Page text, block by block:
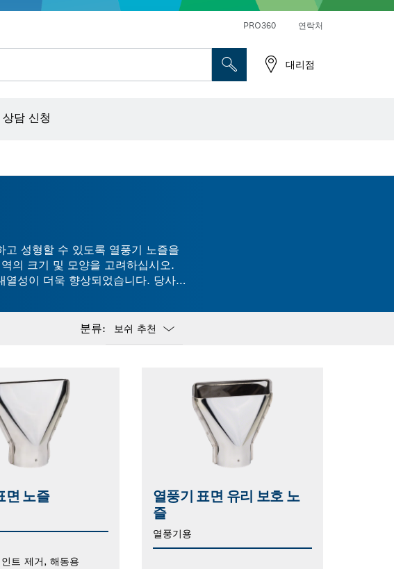
PRO360 연락처
대리점
담 신청
성형할 수 있도록 열풍기 노즐을
의 크기 및 모양을 고려하십시오.
성이 더욱 향상되었습니다. 당사의
분류:
면 노즐
트 제거, 해동용
열풍기 표면 유리 보호 노
즐
열풍기용